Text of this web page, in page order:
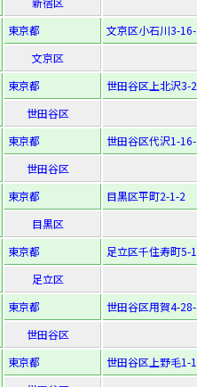
東京都
文京区小石川3-
文京区
東京都
世田谷区上北沢3-
世田谷区
東京都
世田谷区代沢1-
世田谷区
東京都
目黒区平町2-1-2
目黒区
東京都
足立区千住寿町5-
足立区
東京都
世田谷区用賀4-
世田谷区
東京都
世田谷区上野毛1-